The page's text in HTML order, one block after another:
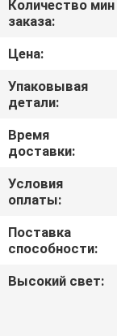
МЫ
СПРОСИТЕ
ЦИТАТУ
КАРТА
САЙТА
PRIVACY
Количество мин
заказа:
Цена:
Упаковывая
детали:
Время
доставки:
Условия
оплаты:
Поставка
способности:
Высокий свет: